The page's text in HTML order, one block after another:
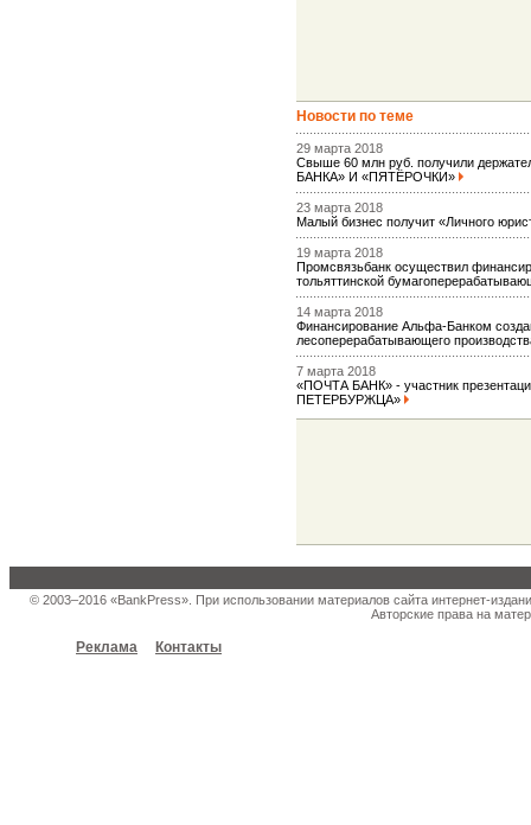
Новости по теме
29 марта 2018
Свыше 60 млн руб. получили
БАНКА» И «ПЯТЁРОЧКИ»
23 марта 2018
Малый бизнес получит «Личного
19 марта 2018
Промсвязьбанк осуществил
тольяттинской
14 марта 2018
Финансирование Альфа-Банком
лесоперерабатывающего
7 марта 2018
«ПОЧТА БАНК» - участник
ПЕТЕРБУРЖЦА»
© 2003–2016 «BankPress». При использовании материалов сайта интернет-
Авторские права на
Реклама Контакты